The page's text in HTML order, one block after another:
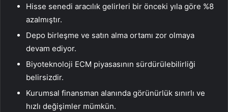
Hisse senedi aracılık gelirleri bir önceki yıla göre %8
azalmıştır.
Depo birleşme ve satın alma ortamı zor olmaya
devam ediyor.
Biyoteknoloji ECM piyasasının sürdürülebilirliği
belirsizdir.
Kurumsal finansman alanında görünürlük sınırlı ve
hızlı değişimler mümkün.